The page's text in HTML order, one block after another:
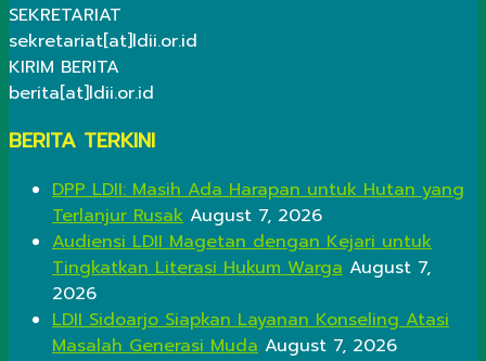
SEKRETARIAT
sekretariat[at]ldii.or.id
KIRIM BERITA
berita[at]ldii.or.id
BERITA TERKINI
DPP LDII: Masih Ada Harapan untuk Hutan yang
Terlanjur Rusak August 7, 2026
Audiensi LDII Magetan dengan Kejari untuk
Tingkatkan Literasi Hukum Warga August 7,
2026
LDII Sidoarjo Siapkan Layanan Konseling Atasi
Masalah Generasi Muda August 7, 2026